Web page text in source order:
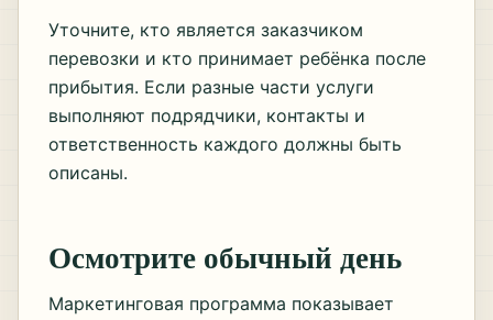
Уточните, кто является заказчиком
перевозки и кто принимает ребёнка после
прибытия. Если разные части услуги
выполняют подрядчики, контакты и
ответственность каждого должны быть
описаны.
Осмотрите обычный день
Маркетинговая программа показывает